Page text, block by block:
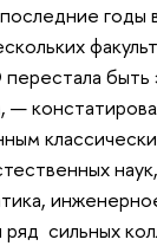
быть
—
сильных